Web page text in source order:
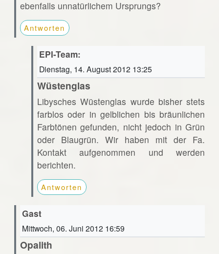
ebenfalls unnatürlichem Ursprungs?
Antworten
EPI-Team:
Dienstag, 14. August 2012 13:25
Wüstenglas
Libysches Wüstenglas wurde bisher stets
farblos oder in gelblichen bis bräunlichen
Farbtönen gefunden, nicht jedoch in Grün
oder Blaugrün. Wir haben mit der Fa.
Kontakt aufgenommen und werden
berichten.
Antworten
Gast
Mittwoch, 06. Juni 2012 16:59
Opalith